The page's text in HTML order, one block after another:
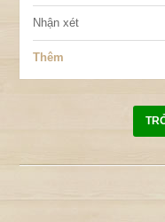
Nhận xét
Thêm